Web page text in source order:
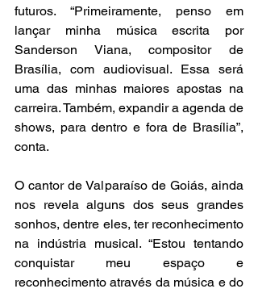
futuros. “Primeiramente, penso em
lançar minha música escrita por
Sanderson Viana, compositor de
Brasília, com audiovisual. Essa será
uma das minhas maiores apostas na
carreira. Também, expandir a agenda de
shows, para dentro e fora de Brasília”,
conta.
O cantor de Valparaíso de Goiás, ainda
nos revela alguns dos seus grandes
sonhos, dentre eles, ter reconhecimento
na indústria musical. “Estou tentando
conquistar meu espaço e
reconhecimento através da música e do